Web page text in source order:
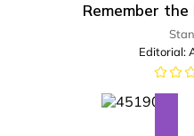
Remember
Editorial: